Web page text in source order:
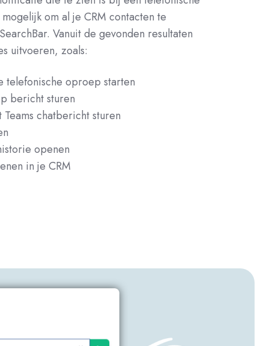
om al je CRM contacten te
Vanuit de gevonden resultaten
uitvoeren, zoals:
telefonische oproep starten
bericht sturen
chatbericht sturen
openen
in je CRM